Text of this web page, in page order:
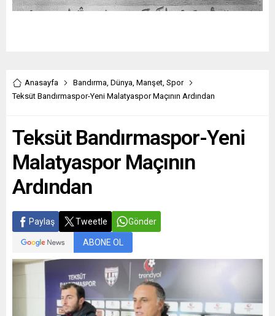
Anasayfa Bandırma, Dünya, Manşet, Spor
Teksüt Bandırmaspor-Yeni Malatyaspor Maçının Ardından
Teksüt Bandırmaspor-Yeni
Malatyaspor Maçının
Ardından
Paylaş Tweetle Gönder
ABONE OL